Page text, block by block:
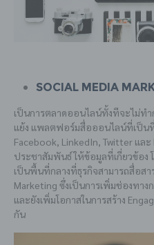
Social Media
เป็นการตลาดออนไลน์ทั้งทีจะไม่ท
แย้ง แพลตฟอร์มสื่อออนไลน์ที่เป็น
Facebook, LinkedIn, Twitter แล
ประชาสัมพันธ์ ให้ข้อมูลที่เกี่ยวข้อง
เป็นพื้นที่กลางที่ธุรกิจสามารถสื่อส
Marketing ซึ่งเป็นการเพิ่มช่องทา
และยังเพิ่มโอกาสในการสร้าง
กัน